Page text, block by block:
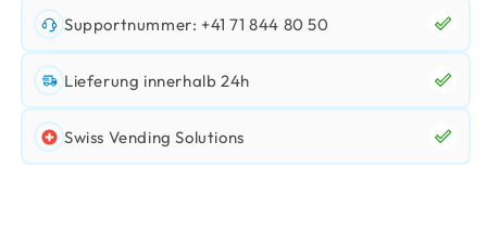
Supportnummer: +41 71 844 80 50
Lieferung innerhalb 24h
Swiss Vending Solutions